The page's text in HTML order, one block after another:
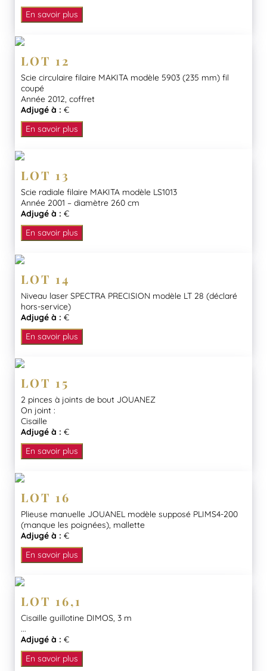
En savoir plus
LOT 12
Scie circulaire filaire MAKITA modèle 5903 (235 mm) fil
coupé
Année 2012, coffret
Adjugé à : €
En savoir plus
LOT 13
Scie radiale filaire MAKITA modèle LS1013
Année 2001 – diamètre 260 cm
Adjugé à : €
En savoir plus
LOT 14
Niveau laser SPECTRA PRECISION modèle LT 28 (déclaré
hors-service)
Adjugé à : €
En savoir plus
LOT 15
2 pinces à joints de bout JOUANEZ
On joint :
Cisaille
Adjugé à : €
En savoir plus
LOT 16
Plieuse manuelle JOUANEL modèle supposé PLIMS4-200
(manque les poignées), mallette
Adjugé à : €
En savoir plus
LOT 16,1
Cisaille guillotine DIMOS, 3 m
...
Adjugé à : €
En savoir plus